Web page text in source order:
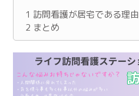
1 訪問看護が居宅である理由
2 まとめ